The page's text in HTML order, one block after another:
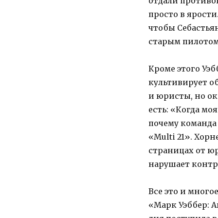
просто в
чтобы
старым
Кроме этого
культивирует
и юристы, но
есть: «Когда
почему команда
«Multi 21».
страницах от
нарушает
Все это и
«Марк Уэббер: